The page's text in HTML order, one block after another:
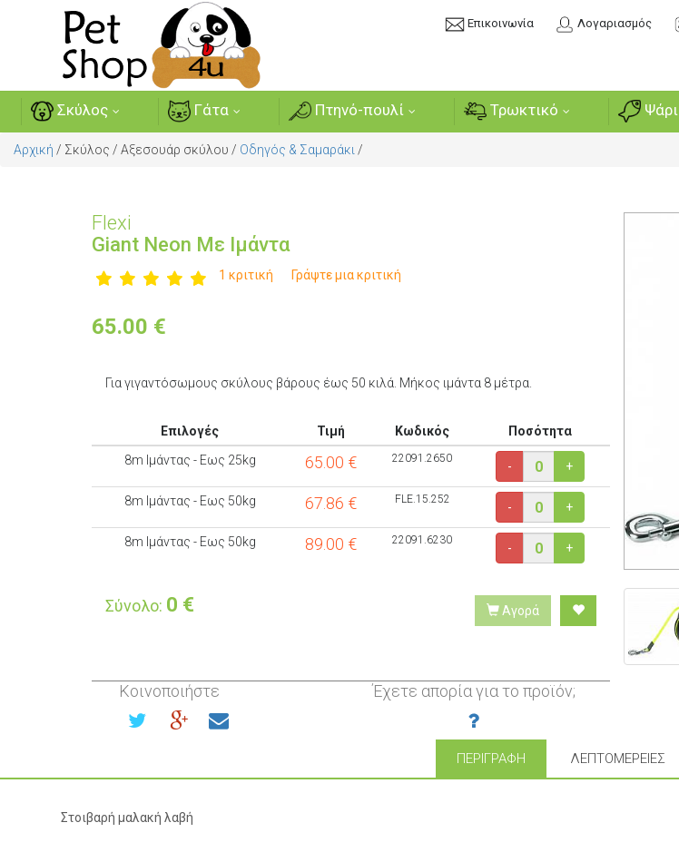
Επικοινωνία Λογαριασμός
Σκύλος Γάτα Πτηνό-πουλί Τρωκτικό Ψάρι
Αρχική / Σκύλος / Αξεσουάρ σκύλου / Οδηγός & Σαμαράκι /
Flexi
Giant Neon Με Ιμάντα
1 κριτική Γράψτε μια κριτική
65.00 €
Για γιγαντόσωμους σκύλους βάρους έως 50 κιλά. Μήκος ιμάντα 8 μέτρα.
Επιλογές Τιμή Κωδικός
Ποσότητα
8m Ιμάντας - Εως 25kg
65.00 € 22091.2650
- +
8m Ιμάντας - Εως 50kg 67.86 € FLE.15.252
- +
8m Ιμάντας - Εως 50kg 89.00 € 22091.6230
- +
Σύνολο: 0 € Αγορά
Κοινοποιήστε Έχετε απορία για το προϊόν;
ΠΕΡΙΓΡΑΦΉ ΛΕΠΤΟΜΈΡΕΙΕΣ
Στοιβαρή μαλακή λαβή